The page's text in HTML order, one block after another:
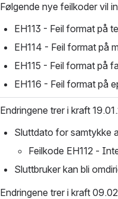
Følgende nye feilkoder vil
EH113 - Feil format på
EH114 - Feil format på
EH115 - Feil format på
EH116 - Feil format på
Endringene trer i kraft
Sluttdato for samtykke
Feilkode EH112 -
Sluttbruker kan bli
Endringene trer i kraft